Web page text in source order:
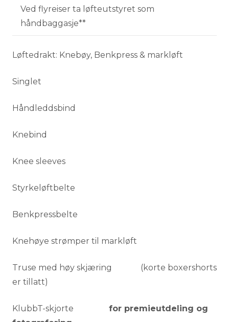
Ved flyreiser ta løfteutstyret som
håndbaggasje**
Løftedrakt: Knebøy, Benkpress & markløft
Singlet
Håndleddsbind
Knebind
Knee sleeves
Styrkeløftbelte
Benkpressbelte
Knehøye strømper til markløft
Truse med høy skjæring (korte boxershorts
er tillatt)
KlubbT-skjorte
for premieutdeling og